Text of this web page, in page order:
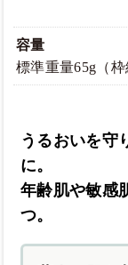
容量
標準重量65g（枠
うるおいを守
に。
年齢肌や敏感
つ。